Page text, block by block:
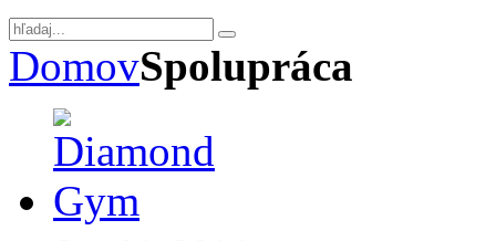
DomovSpolupráca